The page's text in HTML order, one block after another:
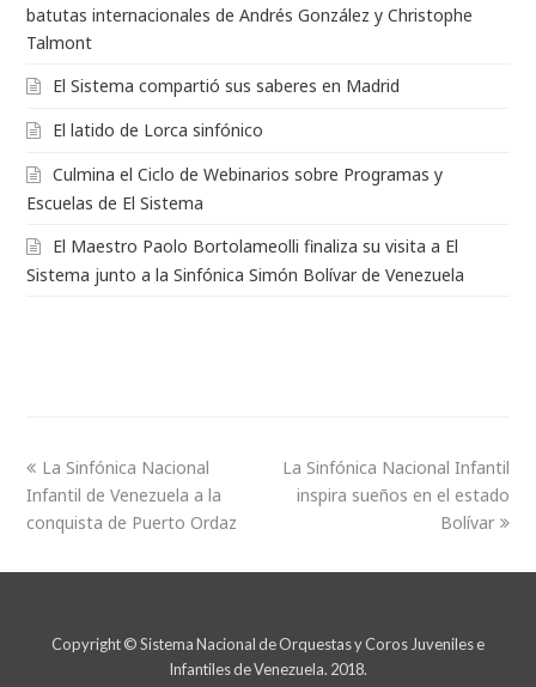
batutas internacionales de Andrés González y Christophe
Talmont
El Sistema compartió sus saberes en Madrid
El latido de Lorca sinfónico
Culmina el Ciclo de Webinarios sobre Programas y
Escuelas de El Sistema
El Maestro Paolo Bortolameolli finaliza su visita a El
Sistema junto a la Sinfónica Simón Bolívar de Venezuela
La Sinfónica Nacional
Infantil de Venezuela a la
conquista de Puerto Ordaz
La Sinfónica Nacional Infantil
inspira sueños en el estado
Bolívar
Copyright © Sistema Nacional de Orquestas y Coros Juveniles e
Infantiles de Venezuela. 2018.